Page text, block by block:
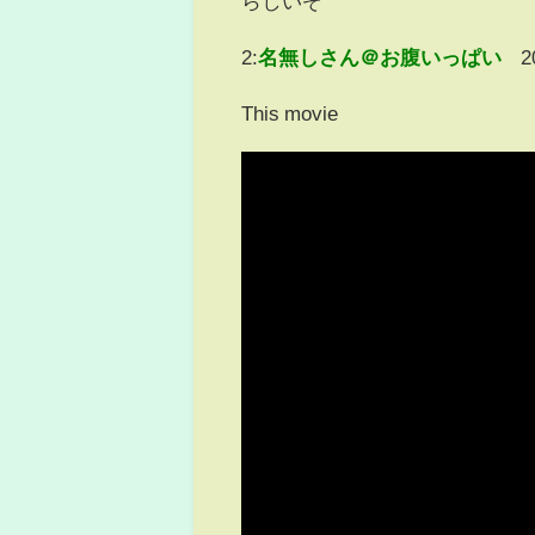
2:名無しさん＠お腹いっぱい
This movie